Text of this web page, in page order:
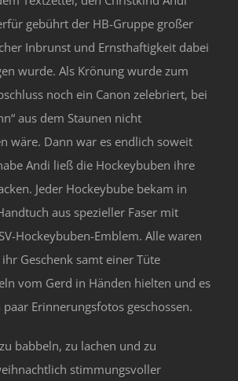
gebührt der HB-Gruppe großer
Inbrunst und Ernsthaftigkeit dabei
wurde. Als Krönung wurde zum
noch ein Canon zelebriert, bei
aus dem Staunen nicht
wäre. Dann war es endlich soweit
Andi ließ die Hockeybuben ihre
Jeder Hockeybube bekam in
aus spezieller Faser mit
Hockeybuben-Emblem. Alle waren
Geschenk samt einer Tüte
vom Gerd in Händen hielten und es
Erinnerungsfotos geschossen.
babbeln, zu lachen und zu
stimmungsvoller